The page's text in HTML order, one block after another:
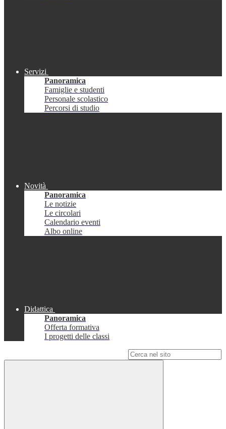
Servizi
Panoramica
Famiglie e studenti
Personale scolastico
Percorsi di studio
Novità
Panoramica
Le notizie
Le circolari
Calendario eventi
Albo online
Didattica
Panoramica
Offerta formativa
I progetti delle classi